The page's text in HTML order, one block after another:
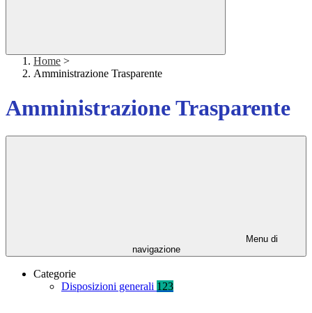
Home >
Amministrazione Trasparente
Amministrazione Trasparente
Menu di
navigazione
Categorie
Disposizioni generali 123